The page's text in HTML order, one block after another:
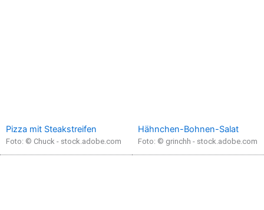
Pizza mit Steakstreifen
Foto: © Chuck - stock.adobe.com
Hähnchen-Bohnen-Salat
Foto: © grinchh - stock.adobe.com